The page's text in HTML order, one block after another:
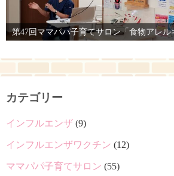
第47回ママパパ子育てサロン「食物アレ
カテゴリー
インフルエンザ (9)
インフルエンザワクチン (12)
ママパパ子育てサロン (55)